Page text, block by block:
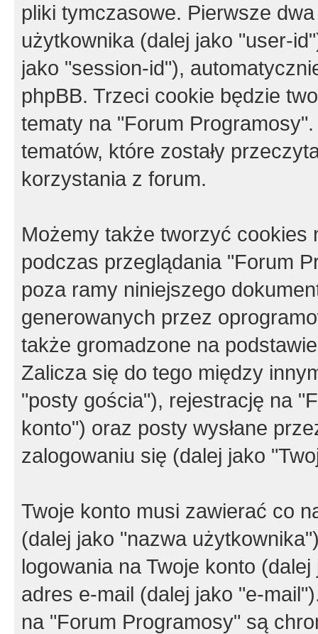
pliki tymczasowe. Pierwsze
użytkownika (dalej jako "user-
jako "session-id"),
phpBB. Trzeci cookie będzie
tematy na "Forum
tematów, które zostały
korzystania z forum.
Możemy także tworzyć cookies
podczas przeglądania "Forum
poza ramy niniejszego
generowanych przez
także gromadzone na
Zalicza się do tego między
"posty gościa"), rejestrację na
konto") oraz posty wysłane
zalogowaniu się (dalej jako
Twoje konto musi zawierać co
(dalej jako "nazwa
logowania na Twoje konto
adres e-mail (dalej jako "e-
na "Forum Programosy" są